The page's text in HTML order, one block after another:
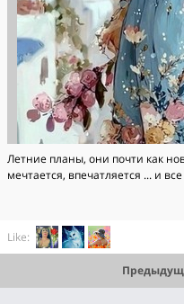
Летние планы, они почти как
мечтается, впечатляется ... и
Like: